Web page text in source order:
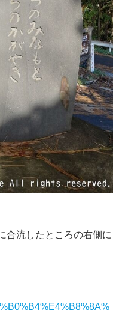
合流したところの右側に